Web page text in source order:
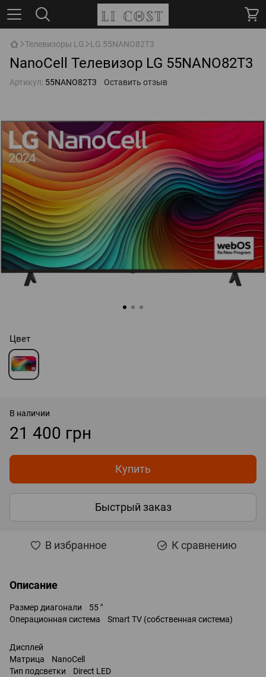
Телевизоры LG LG 55NANO82T3
NanoCell Телевизор LG 55NANO82T3
Артикул: 55NANO82T3 Оставить отзыв
Цвет
В наличии
21 400 грн
Купить
Быстрый заказ
В избранное К сравнению
Описание
Размер диагонали 55 "
Операционная система Smart TV (собственная система)
Дисплей
Матрица NanoCell
Тип подсветки Direct LED